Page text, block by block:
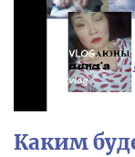
Каким